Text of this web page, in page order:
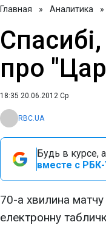
Главная » Аналитика »
про
18:35 20.06.2012 Ср
RBC.UA
Будь в курсе,
вместе с
70-а хвилина матчу
електронну